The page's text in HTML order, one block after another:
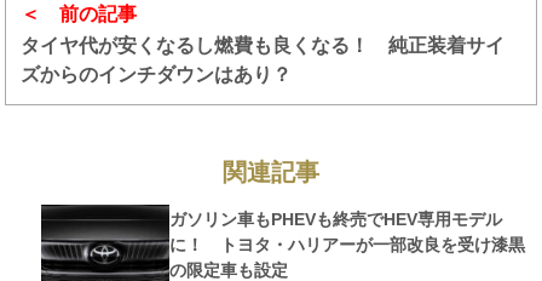
前の記事
タイヤ代が安くなるし燃費も良くなる！ 純正装着サイ
ズからのインチダウンはあり？
関連記事
カ
テ
ゴ
リ
ー
ガソリン車もPHEVも終売でHEV専用モデル
に！ トヨタ・ハリアーが一部改良を受け漆黒
の限定車も設定